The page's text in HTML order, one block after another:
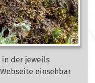
in der jeweils
einsehbar